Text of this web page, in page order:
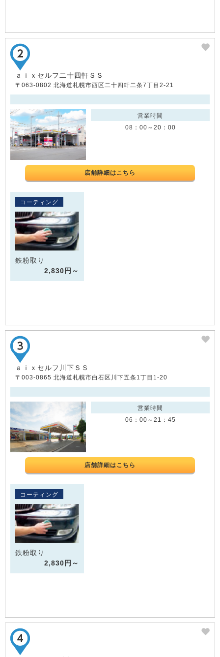
ａｉｘセルフ二十四軒ＳＳ
〒063-0802 北海道札幌市西区二十四軒二条7丁目2-21
営業時間
08：00～20：00
店舗詳細はこちら
コーティング
鉄粉取り
2,830円～
ａｉｘセルフ川下ＳＳ
〒003-0865 北海道札幌市白石区川下五条1丁目1-20
営業時間
06：00～21：45
店舗詳細はこちら
コーティング
鉄粉取り
2,830円～